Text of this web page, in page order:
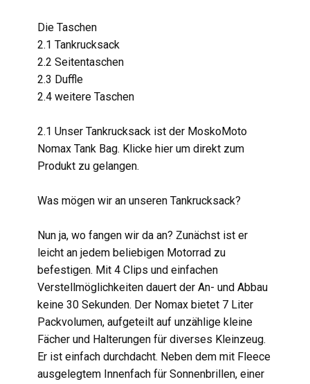
Die Taschen
2.1 Tankrucksack
2.2 Seitentaschen
2.3 Duffle
2.4 weitere Taschen
2.1 Unser Tankrucksack ist der MoskoMoto
Nomax Tank Bag. Klicke hier um direkt zum
Produkt zu gelangen.
Was mögen wir an unseren Tankrucksack?
Nun ja, wo fangen wir da an? Zunächst ist er
leicht an jedem beliebigen Motorrad zu
befestigen. Mit 4 Clips und einfachen
Verstellmöglichkeiten dauert der An- und Abbau
keine 30 Sekunden. Der Nomax bietet 7 Liter
Packvolumen, aufgeteilt auf unzählige kleine
Fächer und Halterungen für diverses Kleinzeug.
Er ist einfach durchdacht. Neben dem mit Fleece
ausgelegtem Innenfach für Sonnenbrillen, einer